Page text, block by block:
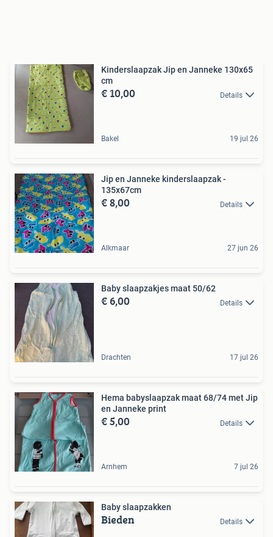
Kinderslaapzak Jip en Janneke 130x65
cm
€ 10,00 Details
Bakel 19 jul 26
Jip en Janneke kinderslaapzak -
135x67cm
€ 8,00 Details
Alkmaar 27 jun 26
Baby slaapzakjes maat 50/62
€ 6,00 Details
Drachten 17 jul 26
Hema babyslaapzak maat 68/74 met Jip
en Janneke print
€ 5,00 Details
Arnhem 7 jul 26
Baby slaapzakken
Bieden Details